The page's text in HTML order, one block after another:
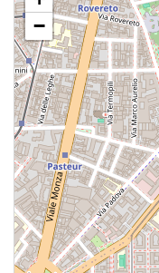
−